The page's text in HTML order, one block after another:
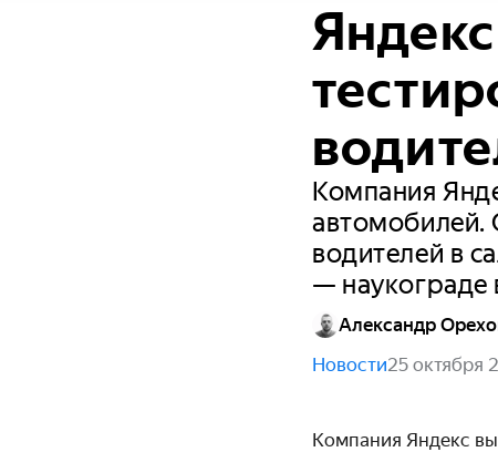
Компания
автомобилей.
водителей в
— наукограде
Александр
Новости25 октября
Компания Яндекс